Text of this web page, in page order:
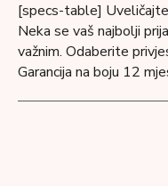
[specs-table]
Neka se vaš najbolji
važnim. Odaberite
Garancija na boju 12